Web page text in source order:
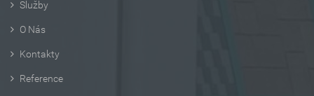
Služby
O Nás
Kontakty
Reference